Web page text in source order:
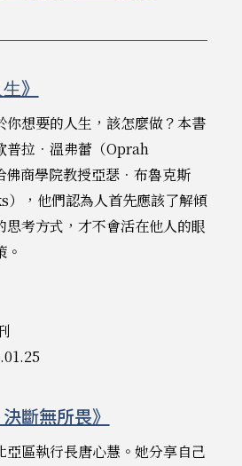
》
你想要的人生，該怎麼做？本書
普拉．溫弗蕾（Oprah
商學院教授亞瑟．布魯克斯
），他們認為人首先應該了解傾
思考方式，才不會活在他人的眼
斷無所畏》
亞區執行長唐心慧。她分享自己